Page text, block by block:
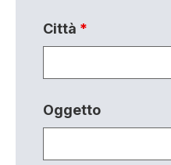
Città *
Oggetto